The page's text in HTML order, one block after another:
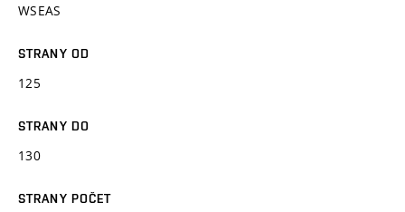
WSEAS
STRANY OD
125
STRANY DO
130
STRANY POČET